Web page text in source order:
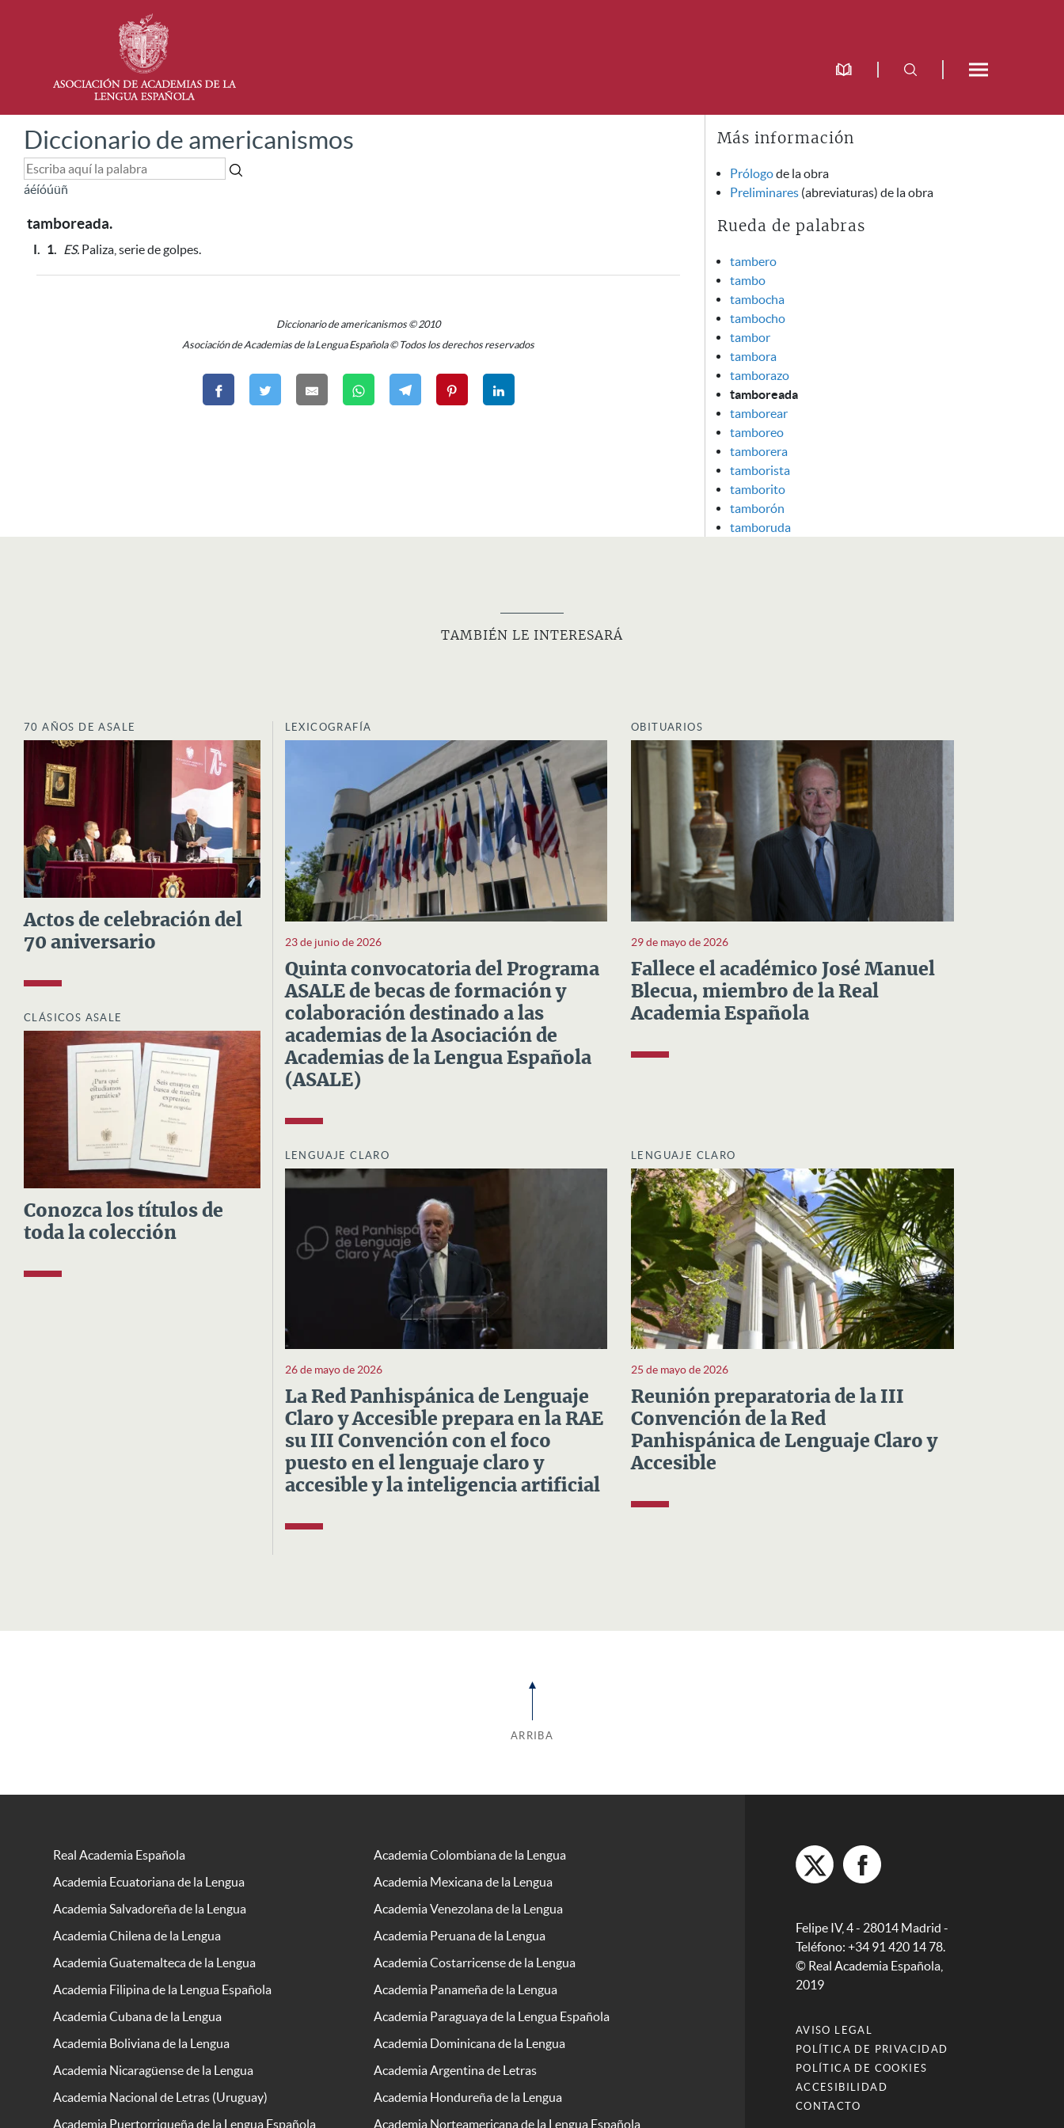
Diccionario de americanismos
áéíóúüñ
tamboreada.
I. 1. ES. Paliza, serie de golpes.
Diccionario de americanismos © 2010
Asociación de Academias de la Lengua Española © Todos los derechos reservados
Más información
Prólogode la obra
Preliminares (abreviaturas) de la obra
Rueda de palabras
tambero
tambo
tambocha
tambocho
tambor
tambora
tamborazo
tamboreada
tamborear
tamboreo
tamborera
tamborista
tamborito
tamborón
tamboruda
TAMBIÉN LE INTERESARÁ
70 AÑOS DE ASALE
Actos de celebración del
70 aniversario
CLÁSICOS ASALE
Conozca los títulos de
toda la colección
LEXICOGRAFÍA
23 de junio de 2026
Quinta convocatoria del Programa
ASALE de becas de formación y
colaboración destinado a las
academias de la Asociación de
Academias de la Lengua Española
(ASALE)
OBITUARIOS
29 de mayo de 2026
Fallece el académico José Manuel
Blecua, miembro de la Real
Academia Española
LENGUAJE CLARO
26 de mayo de 2026
La Red Panhispánica de Lenguaje
Claro y Accesible prepara en la RAE
su III Convención con el foco
puesto en el lenguaje claro y
accesible y la inteligencia artificial
LENGUAJE CLARO
25 de mayo de 2026
Reunión preparatoria de la III
Convención de la Red
Panhispánica de Lenguaje Claro y
Accesible
ARRIBA
Real Academia Española
Academia Colombiana de la Lengua
Academia Ecuatoriana de la Lengua
Academia Mexicana de la Lengua
Academia Salvadoreña de la Lengua
Academia Venezolana de la Lengua
Academia Chilena de la Lengua
Academia Peruana de la Lengua
Academia Guatemalteca de la Lengua
Academia Costarricense de la Lengua
Academia Filipina de la Lengua Española
Academia Panameña de la Lengua
Academia Cubana de la Lengua
Academia Paraguaya de la Lengua Española
Academia Boliviana de la Lengua
Academia Dominicana de la Lengua
Academia Nicaragüense de la Lengua
Academia Argentina de Letras
Academia Nacional de Letras (Uruguay)
Academia Hondureña de la Lengua
Academia Puertorriqueña de la Lengua Española
Academia Norteamericana de la Lengua Española
Felipe IV, 4 - 28014 Madrid -
Teléfono: +34 91 420 14 78.
© Real Academia Española,
2019
AVISO LEGAL
POLÍTICA DE PRIVACIDAD
POLÍTICA DE COOKIES
ACCESIBILIDAD
CONTACTO